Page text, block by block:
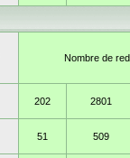
Nombre de
202 2801
51 509